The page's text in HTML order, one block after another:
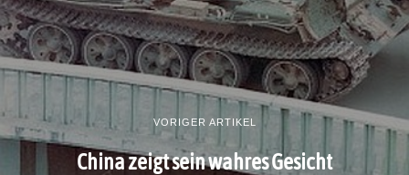
VORIGER ARTIKEL
China zeigt sein wahres Gesicht